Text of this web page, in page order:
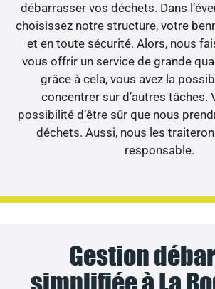
débarrasser vos déchets. Dans
choisissez notre structure, votre
et en toute sécurité. Alors, nous
vous offrir un service de grande
grâce à cela, vous avez la
concentrer sur d’autres tâches.
possibilité d’être sûr que nous
déchets. Aussi, nous les
responsable.
Gestion
simplifiée à La